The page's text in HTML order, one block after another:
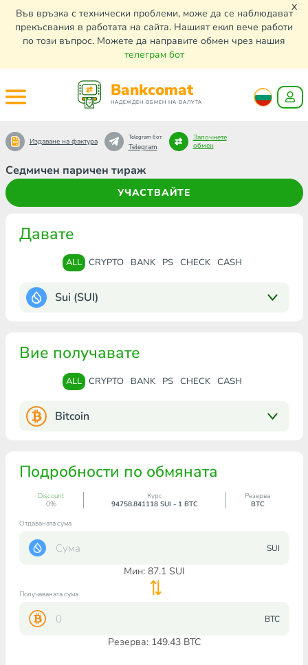
Във връзка с технически проблеми, може да се наблюдават
прекъсвания в работата на сайта. Нашият екип вече работи
по този въпрос. Можете да направите обмен чрез нашия
телеграм бот
x
Bankcomat
НАДЕЖДЕН ОБМЕН НА ВАЛУТА
Седмичен паричен тираж
УЧАСТВАЙТЕ
Издаване на фактура Telegram бот
Telegram
Започнете
обмен
Давате
ALL CRYPTO BANK PS CHECK CASH
Sui (SUI)
Вие получавате
ALL CRYPTO BANK PS CHECK CASH
Bitcoin
Подробности по обмяната
Discount
0%
Курс
94758.841118 SUI - 1 BTC
Резерва
BTC
Отдаваната сума
SUI
Мин: 87.1SUI
Получаваната сума
BTC
Резерва: 149.43 BTC